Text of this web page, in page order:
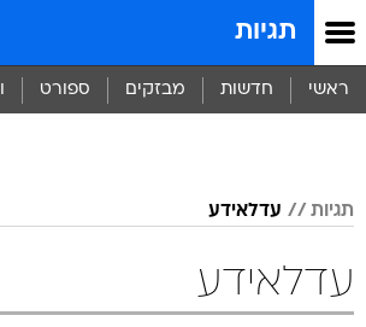
תגיות
ראשי חדשות מבזקים ספורט
תגיות עדלאידע
עדלאידע